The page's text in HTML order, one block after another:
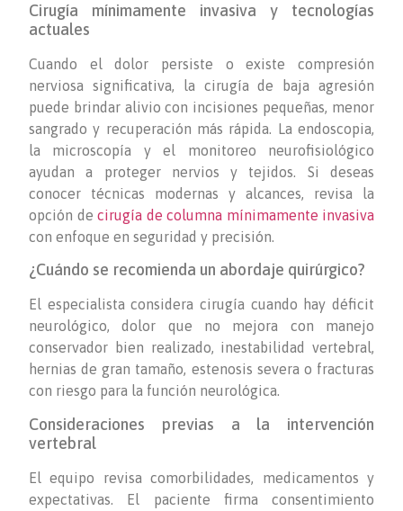
Cirugía mínimamente invasiva y tecnologías
actuales
Cuando el dolor persiste o existe compresión
nerviosa significativa, la cirugía de baja agresión
puede brindar alivio con incisiones pequeñas, menor
sangrado y recuperación más rápida. La endoscopia,
la microscopía y el monitoreo neurofisiológico
ayudan a proteger nervios y tejidos. Si deseas
conocer técnicas modernas y alcances, revisa la
opción de cirugía de columna mínimamente invasiva
con enfoque en seguridad y precisión.
¿Cuándo se recomienda un abordaje quirúrgico?
El especialista considera cirugía cuando hay déficit
neurológico, dolor que no mejora con manejo
conservador bien realizado, inestabilidad vertebral,
hernias de gran tamaño, estenosis severa o fracturas
con riesgo para la función neurológica.
Consideraciones previas a la intervención
vertebral
El equipo revisa comorbilidades, medicamentos y
expectativas. El paciente firma consentimiento